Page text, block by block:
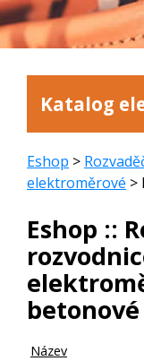
Katalog
Eshop >
elektroměrové >
Eshop ::
betonové
Název